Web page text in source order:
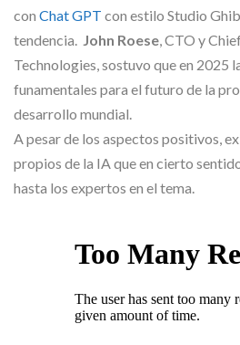
con Chat GPT con estilo Studio
tendencia. John Roese, CTO y
Technologies, sostuvo que en 2025
funamentales para el futuro de la
desarrollo mundial.
A pesar de los aspectos positivos,
propios de la IA que en cierto
hasta los expertos en el tema.